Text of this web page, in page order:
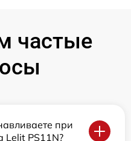
частые
при
Lelit PS11N?